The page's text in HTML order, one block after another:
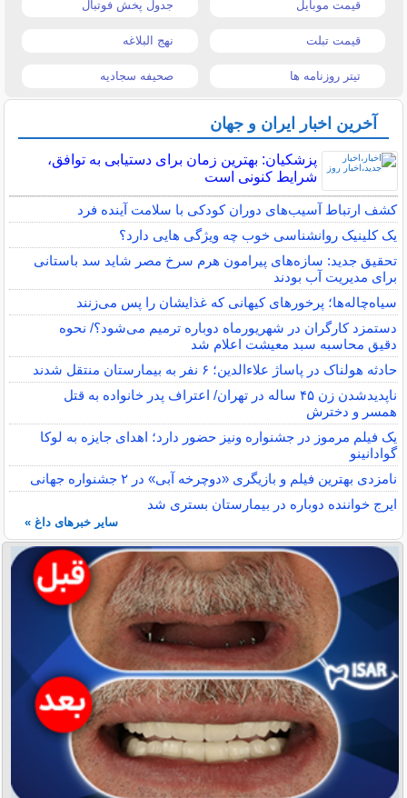
قیمت موبایل جدول پخش فوتبال
قیمت تبلت نهج البلاغه
تیتر روزنامه ها صحیفه سجادیه
آخرین اخبار ایران و جهان
پزشکیان: بهترین زمان برای دستیابی به توافق،
شرایط کنونی است
کشف ارتباط آسیب‌های دوران کودکی با سلامت آینده فرد
یک کلینیک روانشناسی خوب چه ویژگی هایی دارد؟
تحقیق جدید: سازه‌های پیرامون هرم سرخ مصر شاید سد باستانی
برای مدیریت آب بودند
سیاه‌چاله‌ها؛ پرخورهای کیهانی که غذایشان را پس می‌زنند
دستمزد کارگران در شهریورماه دوباره ترمیم می‌شود؟/ نحوه
دقیق محاسبه سبد معیشت اعلام شد
حادثه هولناک در پاساژ علاءالدین؛ ۶ نفر به بیمارستان منتقل شدند
ناپدیدشدن زن ۴۵ ساله در تهران/ اعتراف پدر خانواده به قتل
همسر و دخترش
یک فیلم مرموز در جشنواره ونیز حضور دارد؛ اهدای جایزه به لوکا
گوادانینو
نامزدی بهترین فیلم و بازیگری «دوچرخه آبی» در ۲ جشنواره جهانی
ایرج خواننده دوباره در بیمارستان بستری شد
سایر خبرهای داغ »